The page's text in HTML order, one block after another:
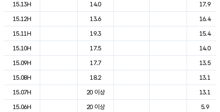
15.13H
14.0
17.9
15.12H
13.6
16.4
15.11H
19.3
15.4
15.10H
17.5
14.0
15.09H
17.7
13.5
15.08H
18.2
13.1
15.07H
20 이상
13.1
15.06H
20 이상
5.9